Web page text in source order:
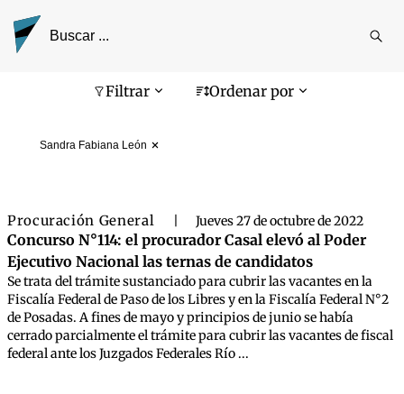
Filtrar Ordenar por
Sandra Fabiana León
Pantalla de búsqueda
Procuración General Jueves 27 de octubre de 2022
Concurso N°114: el procurador Casal elevó al Poder
Ejecutivo Nacional las ternas de candidatos
Se trata del trámite sustanciado para cubrir las vacantes en la
Fiscalía Federal de Paso de los Libres y en la Fiscalía Federal N°2
de Posadas. A fines de mayo y principios de junio se había
cerrado parcialmente el trámite para cubrir las vacantes de fiscal
federal ante los Juzgados Federales Río ...